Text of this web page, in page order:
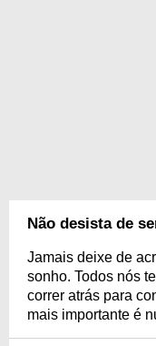
Não desista de
Jamais deixe de
sonho. Todos nós
correr atrás para
mais importante é